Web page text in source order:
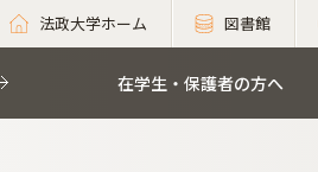
法政大学ホーム 図書館
在学生・保護者の方へ